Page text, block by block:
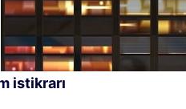
istikrarı